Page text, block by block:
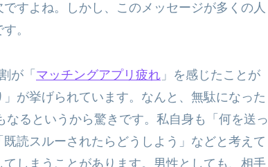
すよね。しかし、このメッセージが多くの人
。
が「 マッチングアプリ疲れ 」を感じたことが
が挙げられています。なんと、無駄になった
るというから驚きです。私自身も「何を送っ
読スルーされたらどうしよう」などと考えて
しまうことがあります。男性としても、相手